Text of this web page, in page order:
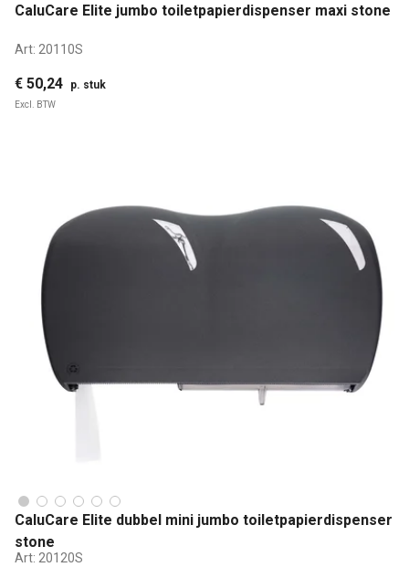
CaluCare Elite jumbo toiletpapierdispenser maxi stone
Art: 20110S
€ 50,24 p. stuk
Excl. BTW
CaluCare Elite dubbel mini jumbo toiletpapierdispenser
stone
Art: 20120S